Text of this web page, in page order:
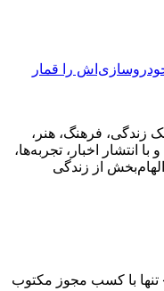
را قمار
در زمینه سبک زندگی، فرهنگ، هنر،
انتشار اخبار، تجربه‌ها،
از زندگی
با کسب مجوز مکتوب